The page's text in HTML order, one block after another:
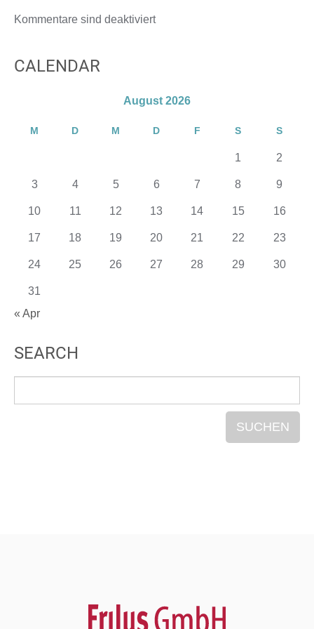
Kommentare sind deaktiviert
CALENDAR
August 2026
M D M D F S S
1 2
3 4 5 6 7 8 9
10 11 12 13 14 15 16
17 18 19 20 21 22 23
24 25 26 27 28 29 30
31
« Apr
SEARCH